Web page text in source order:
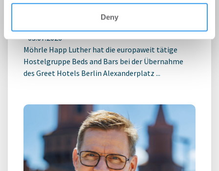
Deny
and Bars bei Hotelübernahme am
-03.07.2026
Möhrle Happ Luther hat die europaweit tätige
Hostelgruppe Beds and Bars bei der Übernahme
des Greet Hotels Berlin Alexanderplatz ...